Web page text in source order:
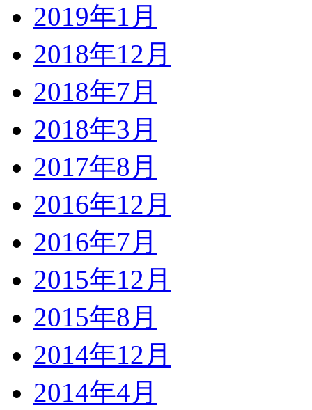
2019年1月
2018年12月
2018年7月
2018年3月
2017年8月
2016年12月
2016年7月
2015年12月
2015年8月
2014年12月
2014年4月